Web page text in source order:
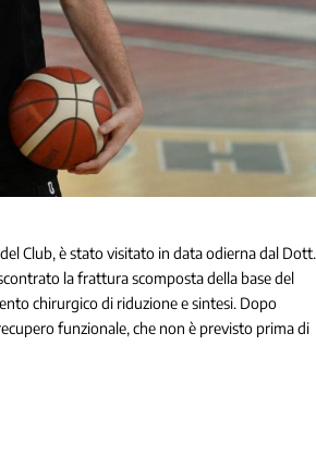
Club, è stato visitato in data odierna dal Dott.
la frattura scomposta della base del
chirurgico di riduzione e sintesi. Dopo
funzionale, che non è previsto prima di